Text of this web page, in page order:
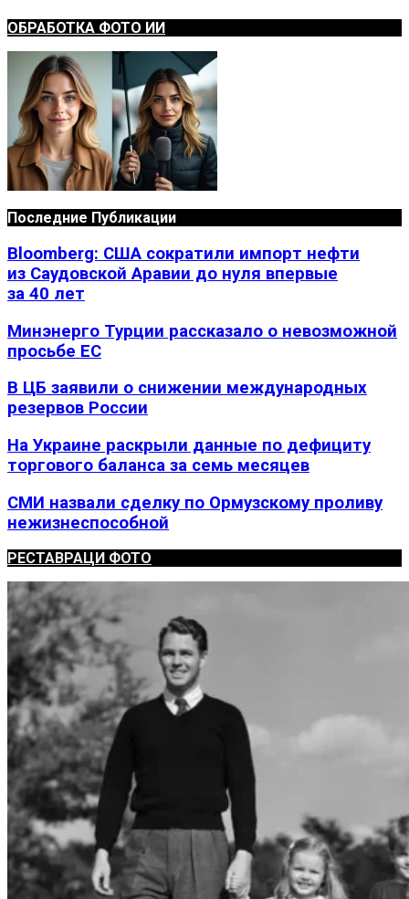
ОБРАБОТКА ФОТО ИИ
Последние Публикации
Bloomberg: США сократили импорт нефти
из Саудовской Аравии до нуля впервые
за 40 лет
Минэнерго Турции рассказало о невозможной
просьбе ЕС
В ЦБ заявили о снижении международных
резервов России
На Украине раскрыли данные по дефициту
торгового баланса за семь месяцев
СМИ назвали сделку по Ормузскому проливу
нежизнеспособной
РЕСТАВРАЦИ ФОТО